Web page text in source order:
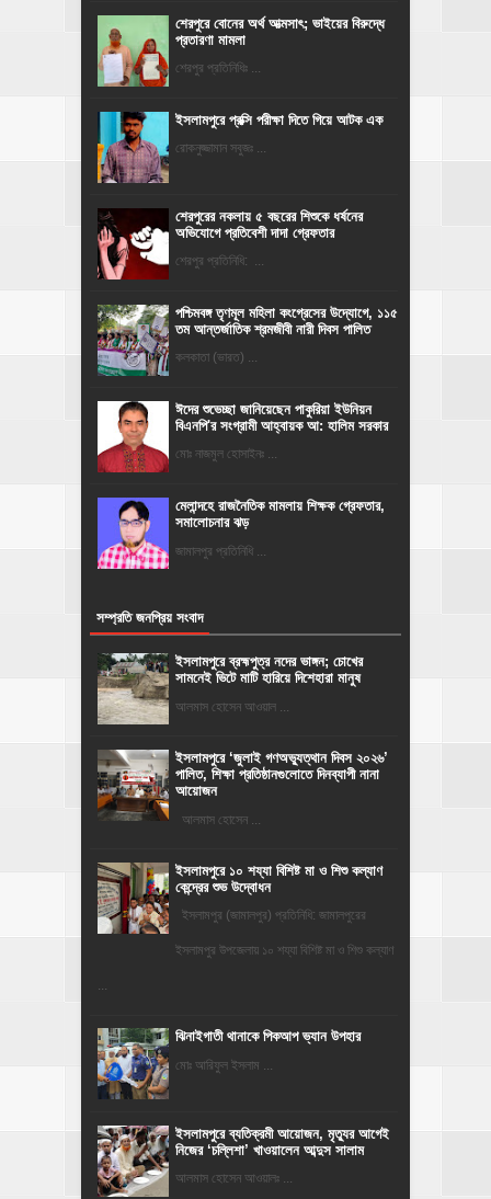
শেরপুরে বোনের অর্থ আত্মসাৎ; ভাইয়ের বিরুদ্ধে
প্রতারণা মামলা
শেরপুর প্রতিনিধিঃ ...
ইসলামপুরে প্রক্সি পরীক্ষা দিতে গিয়ে আটক এক
রোকনুজ্জামান সবুজঃ ...
শেরপুরের নকলায় ৫ বছরের শিশুকে ধর্ষনের
অভিযোগে প্রতিবেশী দাদা গ্রেফতার
শেরপুর প্রতিনিধি: ...
পশ্চিমবঙ্গ তৃণমূল মহিলা কংগ্রেসের উদ্যোগে, ১১৫
তম আন্তর্জাতিক শ্রমজীবী নারী দিবস পালিত
কলকাতা (ভারত) ...
ঈদের শুভেচ্ছা জানিয়েছেন পাকুরিয়া ইউনিয়ন
বিএনপি'র সংগ্রামী আহ্বায়ক আ: হালিম সরকার
মোঃ নাজমুল হোসাইনঃ ...
মেলান্দহে রাজনৈতিক মামলায় শিক্ষক গ্রেফতার,
সমালোচনার ঝড়
জামালপুর প্রতিনিধি ...
সম্প্রতি জনপ্রিয় সংবাদ
ইসলামপুরে ব্রহ্মপুত্র নদের ভাঙ্গন; চোখের
সামনেই ভিটে মাটি হারিয়ে দিশেহারা মানুষ
আলমাস হোসেন আওয়াল ...
‎ইসলামপুরে ‘জুলাই গণঅভ্যুত্থান দিবস ২০২৬’
পালিত, শিক্ষা প্রতিষ্ঠানগুলোতে দিনব্যাপী নানা
আয়োজন
‎​আলমাস হোসেন ...
ইসলামপুরে ১০ শয্যা বিশিষ্ট মা ও শিশু কল্যাণ
কেন্দ্রের শুভ উদ্বোধন
ইসলামপুর (জামালপুর) প্রতিনিধি: জামালপুরের
ইসলামপুর উপজেলায় ১০ শয্যা বিশিষ্ট মা ও শিশু কল্যাণ
...
ঝিনাইগাতী থানাকে পিকআপ ভ্যান উপহার
মোঃ আরিফুল ইসলাম ...
‎ইসলামপুরে ব্যতিক্রমী আয়োজন, মৃত্যুর আগেই
নিজের ‘চল্লিশা’ খাওয়ালেন আব্দুস সালাম
আলমাস হোসেন আওয়ালঃ ...